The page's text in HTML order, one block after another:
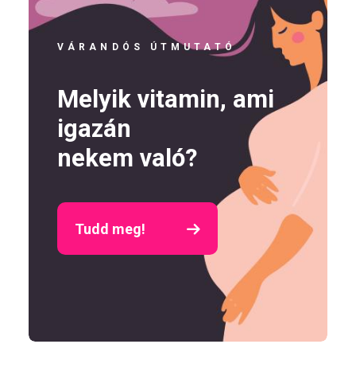
VÁRANDÓS ÚTMUTATÓ
Melyik vitamin, ami
igazán
nekem való?
Tudd meg!